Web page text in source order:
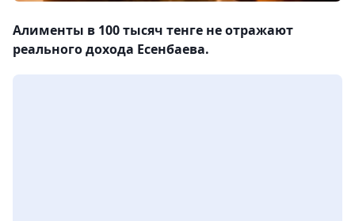
Алименты в 100 тысяч тенге не отражают
реального дохода Есенбаева.